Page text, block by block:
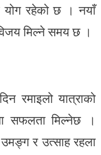
योग रहेको छ । नयाँ
मिल्ने समय छ ।
रमाइलो यात्राको
सफलता मिल्नेछ ।
र उत्साह रहला